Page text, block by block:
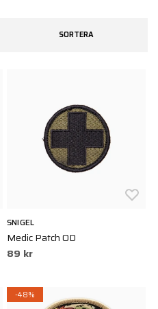
SORTERA
SNIGEL
Medic Patch OD
89 kr
-48%